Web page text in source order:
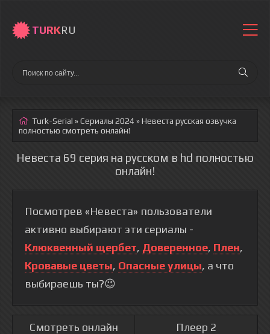
TURKRU
Turk-Serial »Сериалы 2024 » Невеста русская озвучка
полностью смотреть онлайн!
Невеста 69 серия на русском в hd полностью
онлайн!
Посмотрев «Невеста» пользователи
активно выбирают эти сериалы -
Клюквенный щербет, Доверенное, Плен,
Кровавые цветы, Опасные улицы, а что
выбираешь ты?😉
Смотреть онлайн
Плеер 2